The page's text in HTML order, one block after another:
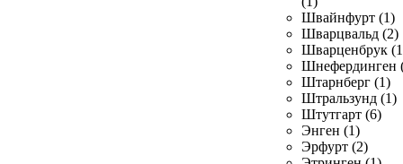
Швайнфурт (1)
Шварцвальд (2)
Шварценбрук
Шнефердинген
Штарнберг (1)
Штральзунд (1)
Штутгарт (6)
Энген (1)
Эрфурт (2)